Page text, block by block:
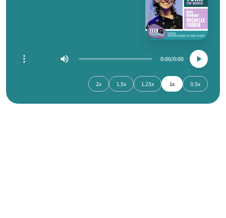
0:00
0:00
0.5x
1x
1.25x
1.5x
2x